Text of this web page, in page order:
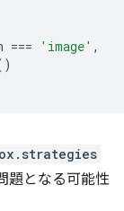
=== 'image' ,
題となる可能性